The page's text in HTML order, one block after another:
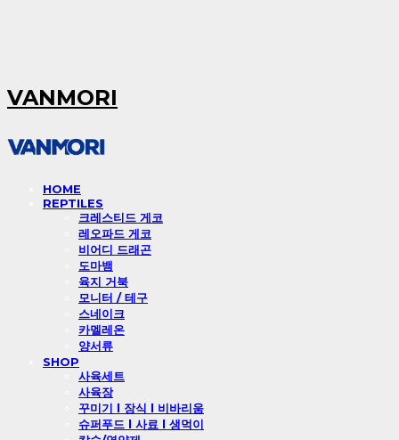
VANMORI
HOME
REPTILES
크레스티드 게코
레오파드 게코
비어디 드래곤
도마뱀
육지 거북
모니터 / 테구
스네이크
카멜레온
양서류
SHOP
사육세트
사육장
꾸미기 l 장식 l 비바리움
슈퍼푸드 l 사료 l 생먹이